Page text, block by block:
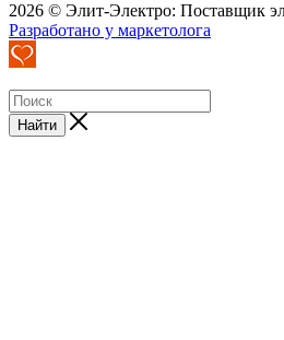
2026 © Элит-Электро: Поставщик
Разработано у маркетолога
Найти